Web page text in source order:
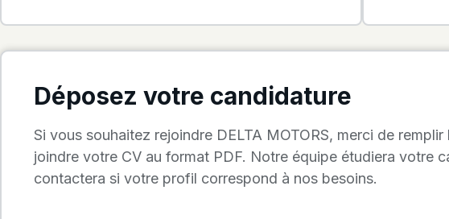
Déposez votre candidature
Si vous souhaitez rejoindre DELTA MOTORS, merci de
joindre votre CV au format PDF. Notre équipe étudiera votre
contactera si votre profil correspond à nos besoins.